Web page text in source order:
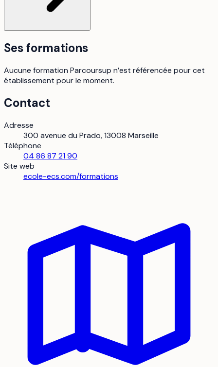
Ses formations
Aucune formation Parcoursup n’est référencée pour cet
établissement pour le moment.
Contact
Adresse
300 avenue du Prado, 13008 Marseille
Téléphone
04 86 87 21 90
Site web
ecole-ecs.com/formations